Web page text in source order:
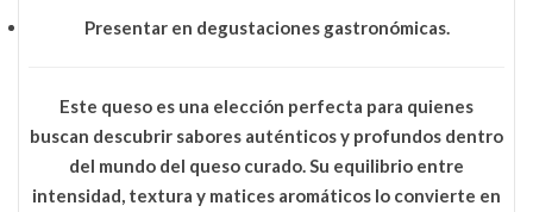
Presentar en degustaciones gastronómicas.
Este queso es una elección perfecta para quienes
buscan descubrir sabores auténticos y profundos dentro
del mundo del queso curado. Su equilibrio entre
intensidad, textura y matices aromáticos lo convierte en